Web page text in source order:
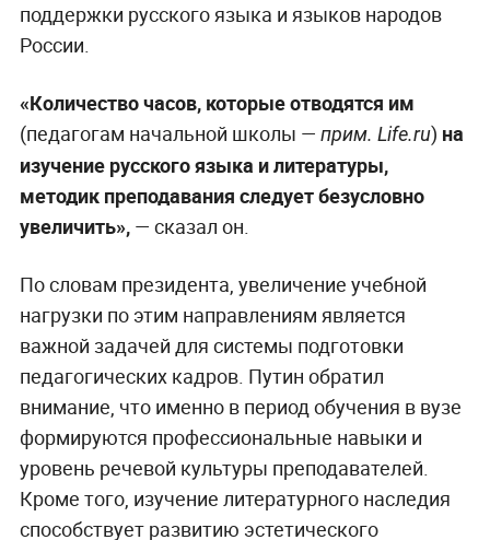
поддержки русского языка и языков народов
России.
«Количество часов, которые отводятся им
(педагогам начальной школы — прим. Life.ru) на
изучение русского языка и литературы,
методик преподавания следует безусловно
увеличить»,— сказал он.
По словам президента, увеличение учебной
нагрузки по этим направлениям является
важной задачей для системы подготовки
педагогических кадров. Путин обратил
внимание, что именно в период обучения в вузе
формируются профессиональные навыки и
уровень речевой культуры преподавателей.
Кроме того, изучение литературного наследия
способствует развитию эстетического